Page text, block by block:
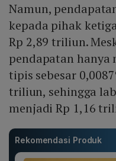
Namun,
kepada pihak
Rp 2,89 triliun.
pendapatan
tipis sebesar
triliun, sehingga
menjadi Rp 1,16
Rekomendasi Produk